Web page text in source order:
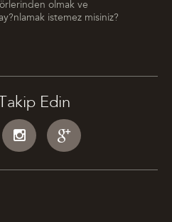
olmak ve
istemez misiniz?
Edin